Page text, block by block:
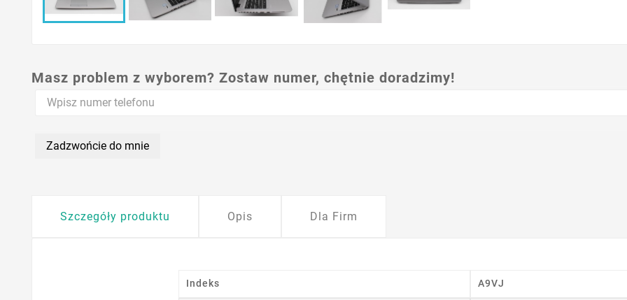
Masz problem z wyborem? Zostaw numer, chętnie doradzimy!
Zadzwońcie do mnie
Szczegóły produktu Opis Dla Firm
Indeks A9VJ